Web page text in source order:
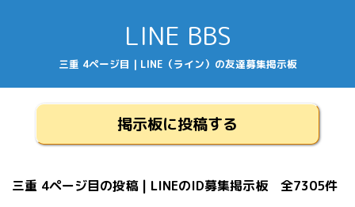
LINE BBS
三重 4ページ目 | LINE（ライン）の友達募集掲示板
掲示板に投稿する
三重 4ページ目の投稿 | LINEのID募集掲示板 全7305件